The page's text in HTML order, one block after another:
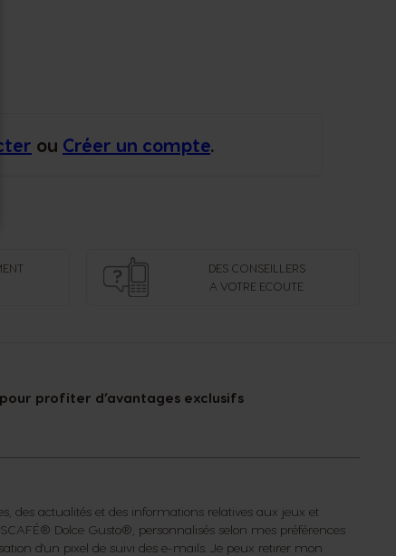
ou Créer un compte.
DES CONSEILLERS
A VOTRE ECOUTE
pour profiter d’avantages exclusifs
des actualités et des informations relatives aux jeux et
Dolce Gusto®, personnalisés selon mes préférences
d'un pixel de suivi des e-mails. Je peux retirer mon